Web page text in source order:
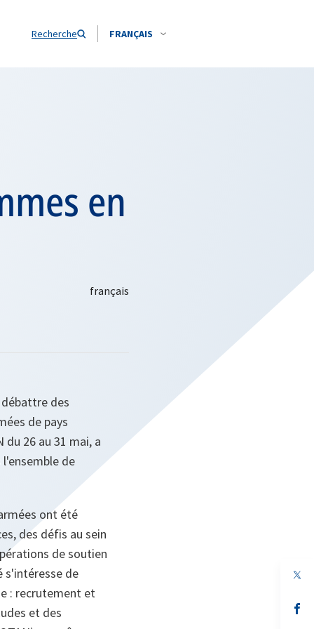
Recherche FRANÇAIS
en
des
de pays
26 au 31 mai, a
de
ont été
des défis au sein
de soutien
s'intéresse de
: recrutement et
et des